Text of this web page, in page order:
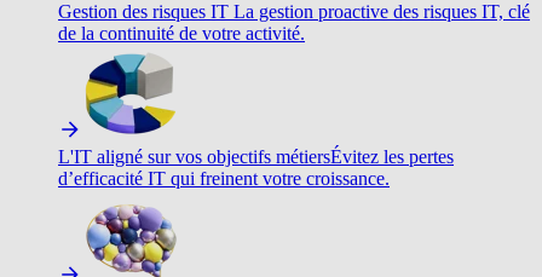
Gestion des risques IT La gestion proactive des risques IT, clé
de la continuité de votre activité.
L'IT aligné sur vos objectifs métiersÉvitez les pertes
d’efficacité IT qui freinent votre croissance.